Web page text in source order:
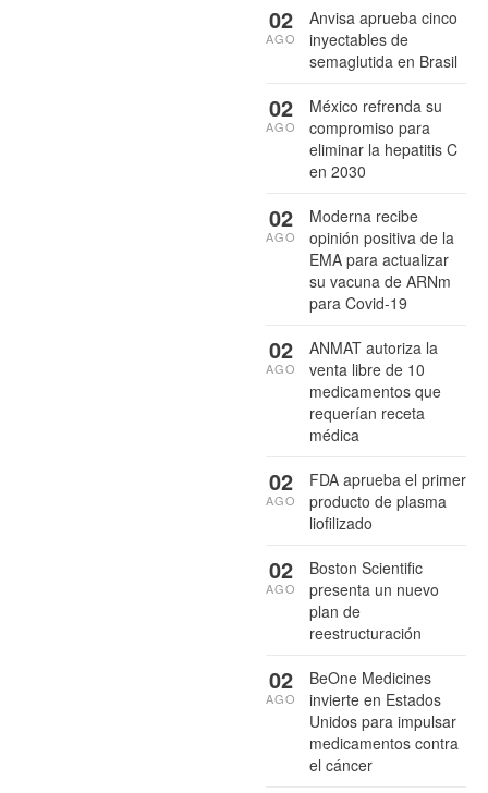
Anvisa aprueba cinco
inyectables de
semaglutida en Brasil
02
AGO
México refrenda su
compromiso para
eliminar la hepatitis C
en 2030
02
AGO
Moderna recibe
opinión positiva de la
EMA para actualizar
su vacuna de ARNm
para Covid-19
02
AGO
ANMAT autoriza la
venta libre de 10
medicamentos que
requerían receta
médica
02
AGO
FDA aprueba el primer
producto de plasma
liofilizado
02
AGO
Boston Scientific
presenta un nuevo
plan de
reestructuración
02
AGO
BeOne Medicines
invierte en Estados
Unidos para impulsar
medicamentos contra
el cáncer
02
AGO